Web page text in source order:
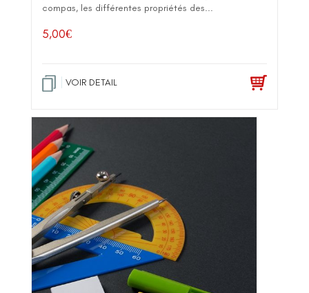
compas, les différentes propriétés des...
5,00€
VOIR DETAIL